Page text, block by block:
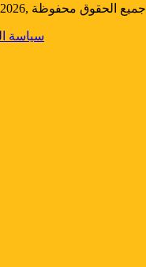
2026, جميع الحقوق محفوظة
سياسة